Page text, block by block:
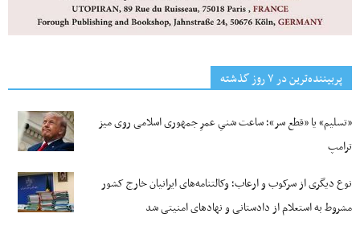
پربیننده‌ترین‌ در ۷ روز گذشته
«تسلیم» یا «قطع سر»؛ ساعت شنیِ عمرِ جمهوری اسلامی روی میز
ترامپ
نوع دیگری از سرکوب و ارعاب؛ وکالتنامه‌های ایرانیان خارج کشور
مشروط به استعلام از دادستانی و نهادهای امنیتی شد